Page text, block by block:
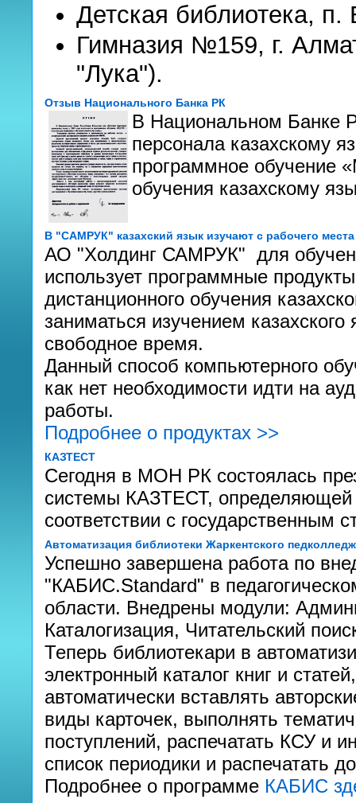
Детская библиотека, п.
Гимназия №159, г.
"Лука").
Отзыв Национального Банка РК
В Национальном Банке
персонала казахскому
программное обучение
обучения казахскому
В "САМРУК" казахский язык изучают с рабочего места
АО "Холдинг САМРУК" для
использует программные
дистанционного обучения
заниматься изучением
свободное время.
Данный способ компьютерного
как нет необходимости идти на
работы.
Подробнее о продуктах >>
КАЗТЕСТ
Сегодня в МОН РК состоялась
системы КАЗТЕСТ, определяющей
соответствии с государственным
Автоматизация библиотеки Жаркентского
Успешно завершена работа по
"КАБИС.Standard" в
области. Внедрены модули:
Каталогизация, Читательский
Теперь библиотекари в
электронный каталог книг и
автоматически вставлять
виды карточек, выполнять
поступлений, распечатать КСУ и
список периодики и распечатать
Подробнее о программе КАБИС